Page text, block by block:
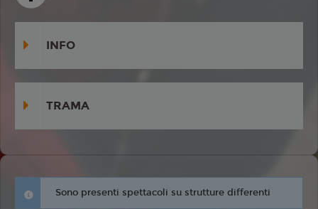
INFO
TRAMA
Sono presenti spettacoli su strutture differenti